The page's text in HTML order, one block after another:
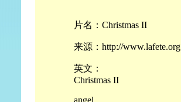
片名：Christmas II
来源：http://www.lafete.org
英文：
Christmas II
angel